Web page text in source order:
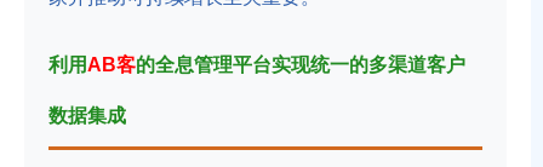
利用AB客的全息管理平台实现统一的多渠道客户
数据集成